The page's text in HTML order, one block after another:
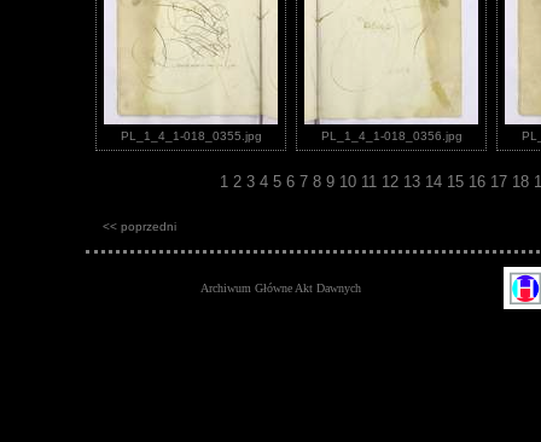
PL_1_4_1-018_0355.jpg PL_1_4_1-018_0356.jpg
1 2 3 4 5 6 7 8 9 10 11 12 13 14 15 16 17 18
<< poprzedni
Archiwum Główne Akt Dawnych